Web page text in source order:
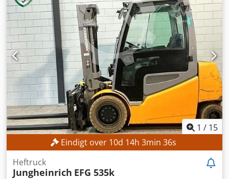
Hefhoogte: 4.570 mm Vrije hefhoogte: 1.560 mm
Draagvermogen: 3.500 kg Lengte vorken: 1.180 mm
Maximale vorkbreedte: 2.280 mm Minimale vorkbreedte:
610 mm MACHINEGEGEVENS Brandstoftype: LPG Masttype:
Triplex Aantal wielen: 4 Doorrijhoogte: 2.160 mm
Afmetingen & Gewicht Afmetingen (L x B x H): 2.850 x 1.630
x 2.170 mm Ledig gewicht: 5.000 kg Operationele uren:
6.337 uur UITRUSTING Zijdelings verschuiven
Vorkverstelling Half cabine Werklamp
Gebruikershandleiding CE-markering
1 / 15
Eindigt over 10d 14h 3min 33s
Heftruck
Jungheinrich EFG 535k